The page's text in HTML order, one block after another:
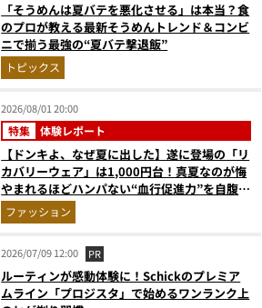
「そうめんは夏バテを悪化させる」は本当？食
のプロが教える最新そうめんトレンド＆コンビ
ニで揃う最強の“夏バテ撃退飯”
トピックス
2026/08/01 20:00
特集 体験レポート
【ドンキよ、なぜ夏に出した】遂に登場の「リ
カバリーウェア」は1,000円台！真夏なのが悔
やまれるほどハンパない“血行促進力”を自腹レ
ビュー
ファッション
2026/07/09 12:00 PR
ルーティンが感動体験に！Schickのプレミア
ムライン「プロジスタ」で始めるワンランク上